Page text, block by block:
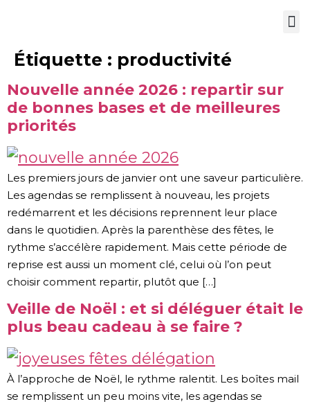
Étiquette : productivité
Nouvelle année 2026 : repartir sur
de bonnes bases et de meilleures
priorités
Les premiers jours de janvier ont une saveur particulière.
Les agendas se remplissent à nouveau, les projets
redémarrent et les décisions reprennent leur place
dans le quotidien. Après la parenthèse des fêtes, le
rythme s’accélère rapidement. Mais cette période de
reprise est aussi un moment clé, celui où l’on peut
choisir comment repartir, plutôt que […]
Veille de Noël : et si déléguer était le
plus beau cadeau à se faire ?
À l’approche de Noël, le rythme ralentit. Les boîtes mail
se remplissent un peu moins vite, les agendas se